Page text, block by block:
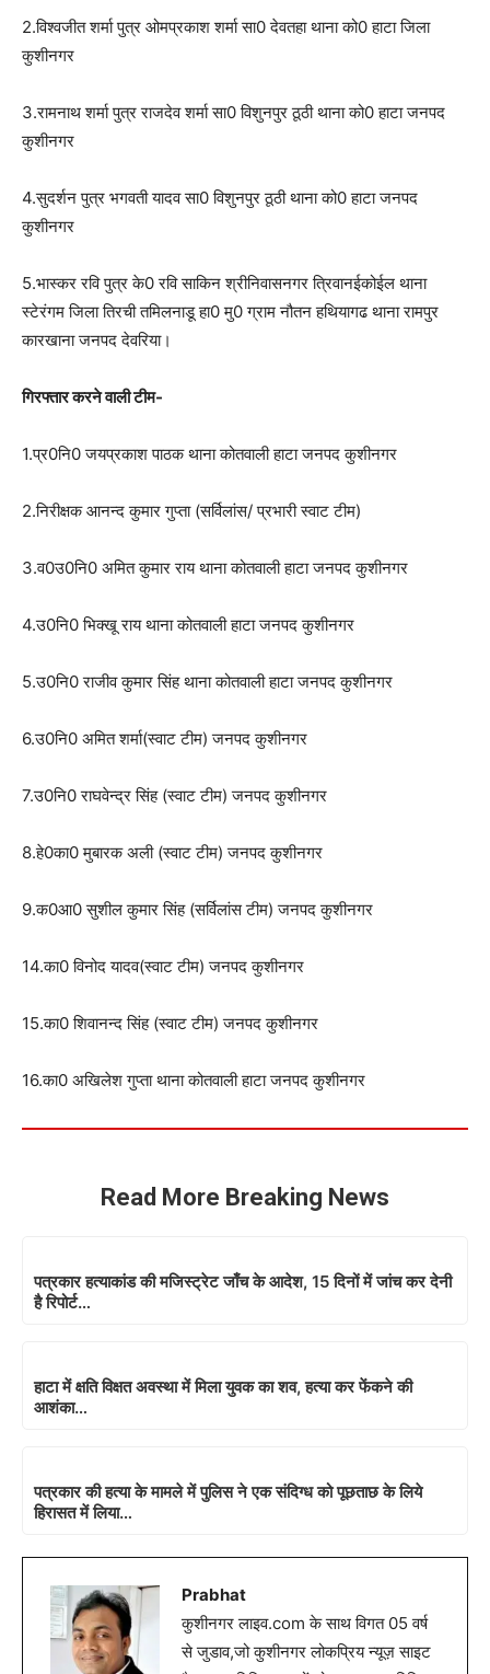
2.विश्वजीत शर्मा पुत्र ओमप्रकाश शर्मा सा0 देवतहा थाना को0 हाटा जिला
कुशीनगर
3.रामनाथ शर्मा पुत्र राजदेव शर्मा सा0 विशुनपुर ठूठी थाना को0 हाटा जनपद
कुशीनगर
4.सुदर्शन पुत्र भगवती यादव सा0 विशुनपुर ठूठी थाना को0 हाटा जनपद
कुशीनगर
5.भास्कर रवि पुत्र के0 रवि साकिन श्रीनिवासनगर त्रिवानईकोईल थाना
स्टेरंगम जिला तिरची तमिलनाडू हा0 मु0 ग्राम नौतन हथियागढ थाना रामपुर
कारखाना जनपद देवरिया।
गिरफ्तार करने वाली टीम-
1.प्र0नि0 जयप्रकाश पाठक थाना कोतवाली हाटा जनपद कुशीनगर
2.निरीक्षक आनन्द कुमार गुप्ता (सर्विलांस/ प्रभारी स्वाट टीम)
3.व0उ0नि0 अमित कुमार राय थाना कोतवाली हाटा जनपद कुशीनगर
4.उ0नि0 भिक्खू राय थाना कोतवाली हाटा जनपद कुशीनगर
5.उ0नि0 राजीव कुमार सिंह थाना कोतवाली हाटा जनपद कुशीनगर
6.उ0नि0 अमित शर्मा(स्वाट टीम) जनपद कुशीनगर
7.उ0नि0 राघवेन्द्र सिंह (स्वाट टीम) जनपद कुशीनगर
8.हे0का0 मुबारक अली (स्वाट टीम) जनपद कुशीनगर
9.क0आ0 सुशील कुमार सिंह (सर्विलांस टीम) जनपद कुशीनगर
14.का0 विनोद यादव(स्वाट टीम) जनपद कुशीनगर
15.का0 शिवानन्द सिंह (स्वाट टीम) जनपद कुशीनगर
16.का0 अखिलेश गुप्ता थाना कोतवाली हाटा जनपद कुशीनगर
Read More Breaking News
पत्रकार हत्याकांड की मजिस्ट्रेट जाँच के आदेश, 15 दिनों में जांच कर देनी
है रिपोर्ट…
हाटा में क्षति विक्षत अवस्था में मिला युवक का शव, हत्या कर फेंकने की
आशंका…
पत्रकार की हत्या के मामले में पुलिस ने एक संदिग्ध को पूछताछ के लिये
हिरासत में लिया…
Prabhat
कुशीनगर लाइव.com के साथ विगत 05 वर्ष
से जुडाव,जो कुशीनगर लोकप्रिय न्यूज़ साइट